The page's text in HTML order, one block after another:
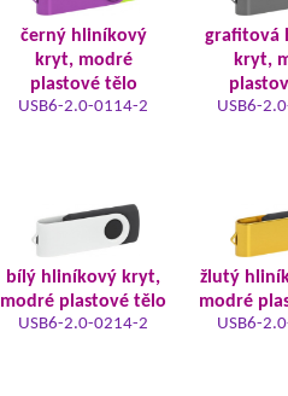
černý hliníkový
kryt, modré
plastové tělo
USB6-2.0-0114-2
grafitová
kryt,
USB6-
bílý hliníkový kryt,
modré plastové tělo
USB6-2.0-0214-2
žlutý
modré
USB6-